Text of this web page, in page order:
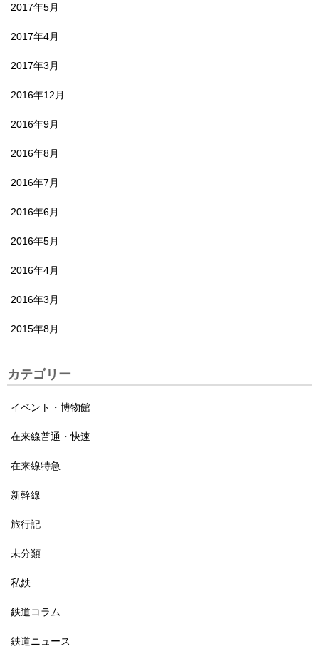
2017年5月
2017年4月
2017年3月
2016年12月
2016年9月
2016年8月
2016年7月
2016年6月
2016年5月
2016年4月
2016年3月
2015年8月
カテゴリー
イベント・博物館
在来線普通・快速
在来線特急
新幹線
旅行記
未分類
私鉄
鉄道コラム
鉄道ニュース